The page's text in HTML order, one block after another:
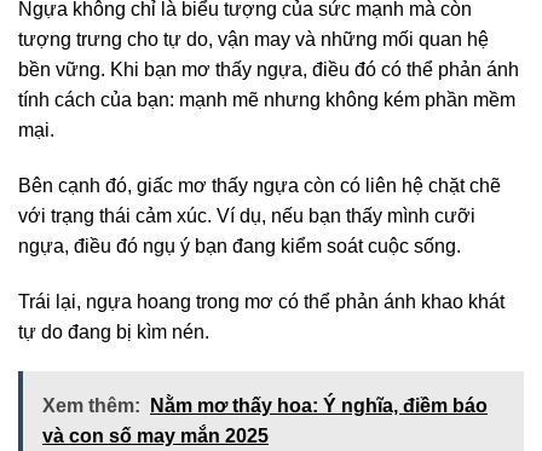
Ngựa không chỉ là biểu tượng của sức mạnh mà còn
tượng trưng cho tự do, vận may và những mối quan hệ
bền vững. Khi bạn mơ thấy ngựa, điều đó có thể phản ánh
tính cách của bạn: mạnh mẽ nhưng không kém phần mềm
mại.
Bên cạnh đó, giấc mơ thấy ngựa còn có liên hệ chặt chẽ
với trạng thái cảm xúc. Ví dụ, nếu bạn thấy mình cưỡi
ngựa, điều đó ngụ ý bạn đang kiểm soát cuộc sống.
Trái lại, ngựa hoang trong mơ có thể phản ánh khao khát
tự do đang bị kìm nén.
Xem thêm:
Nằm mơ thấy hoa: Ý nghĩa, điềm báo
và con số may mắn 2025